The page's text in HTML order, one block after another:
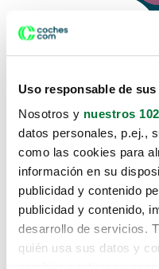
Uso responsable de
Nosotros y nuestros
datos personales, p.ej.,
como las cookies para
información en su
publicidad y contenido
publicidad y contenido,
desarrollo de servicios.
quién usa sus datos y
Lo sentimos,
te hemos
Pero puedes
buscando en alguno